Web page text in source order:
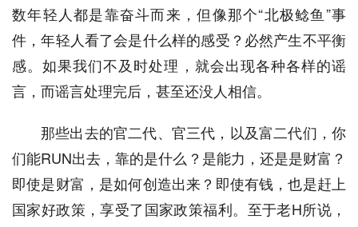
数年轻人都是靠奋斗而来，但像那个“北极鲶鱼”事
件，年轻人看了会是什么样的感受？必然产生不平衡
感。如果我们不及时处理，就会出现各种各样的谣
言，而谣言处理完后，甚至还没人相信。
那些出去的官二代、官三代，以及富二代们，你
们能RUN出去，靠的是什么？是能力，还是是财富？
即使是财富，是如何创造出来？即使有钱，也是赶上
国家好政策，享受了国家政策福利。至于老H所说，